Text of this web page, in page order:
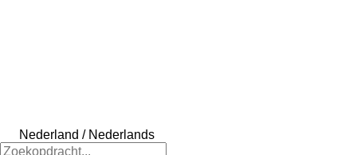
Nederland / Nederlands